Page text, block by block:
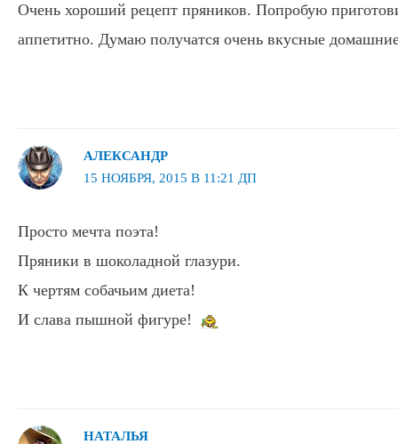
Очень хороший рецепт пряников. Попробую
аппетитно. Думаю получатся очень вкусные
АЛЕКСАНДР
15 НОЯБРЯ, 2015 В 11:21 ДП
Просто мечта поэта!
Пряники в шоколадной глазури.
К чертям собачьим диета!
И слава пышной фигуре!
НАТАЛЬЯ